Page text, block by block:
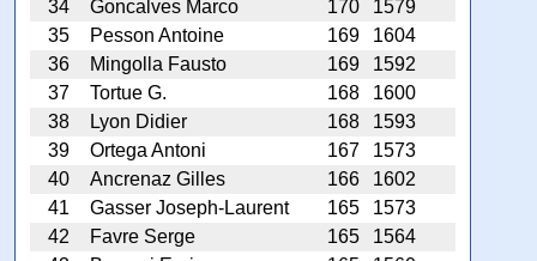
34
Goncalves Marco 170
1579
35
Pesson Antoine 169
1604
36
Mingolla Fausto 169
1592
37
Tortue G. 168
1600
38
Lyon Didier 168
1593
39
Ortega Antoni 167
1573
40
Ancrenaz Gilles 166
1602
41
Gasser Joseph-Laurent 165
1573
42
Favre Serge 165
1564